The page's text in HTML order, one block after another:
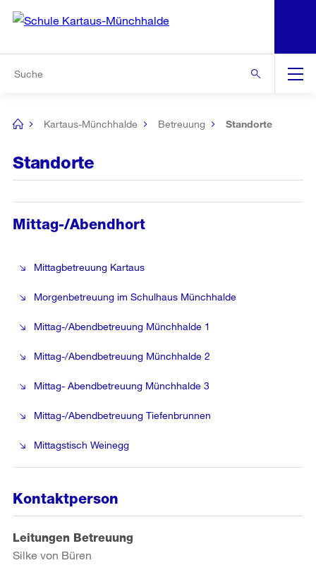
Navigation
[no
Kartaus-Münchhalde Betreuung Standorte
Standorte
Mittag-/Abendhort
Mittagbetreuung Kartaus
Morgenbetreuung im Schulhaus Münchhalde
Mittag-/Abendbetreuung Münchhalde 1
Mittag-/Abendbetreuung Münchhalde 2
Mittag- Abendbetreuung Münchhalde 3
Mittag-/Abendbetreuung Tiefenbrunnen
Mittagstisch Weinegg
Kontaktperson
Leitungen Betreuung
Silke von Büren